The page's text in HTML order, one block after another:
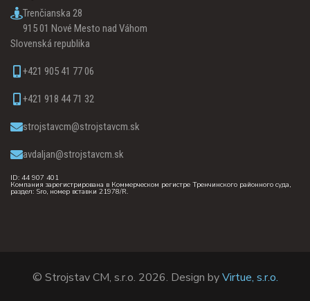
Trenčianska 28
915 01 Nové Mesto nad Váhom
Slovenská republika
+421 905 41 77 06
+421 918 44 71 32
strojstavcm@strojstavcm.sk
avdaljan@strojstavcm.sk
ID: 44 907 401
Компания зарегистрирована в Коммерческом регистре Тренчинского районного суда,
раздел: Sro, номер вставки 21978/R.
© Strojstav CM, s.r.o. 2026. Design byVirtue, s.r.o.